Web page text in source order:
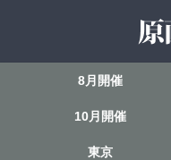
8月開催
10月開催
東京